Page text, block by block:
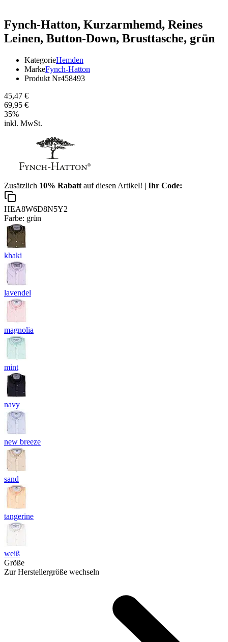
Fynch-Hatton, Kurzarmhemd, Reines
Leinen, Button-Down, Brusttasche, grün
KategorieHemden
MarkeFynch-Hatton
Produkt Nr458493
45,47 €
69,95 €
35%
inkl. MwSt.
Zusätzlich 10% Rabatt auf diesen Artikel! | Ihr Code:
HEA8W6D8N5Y2
Farbe: grün
khaki
lavendel
magnolia
mint
navy
new breeze
sand
tangerine
weiß
Größe
Zur Herstellergröße wechseln